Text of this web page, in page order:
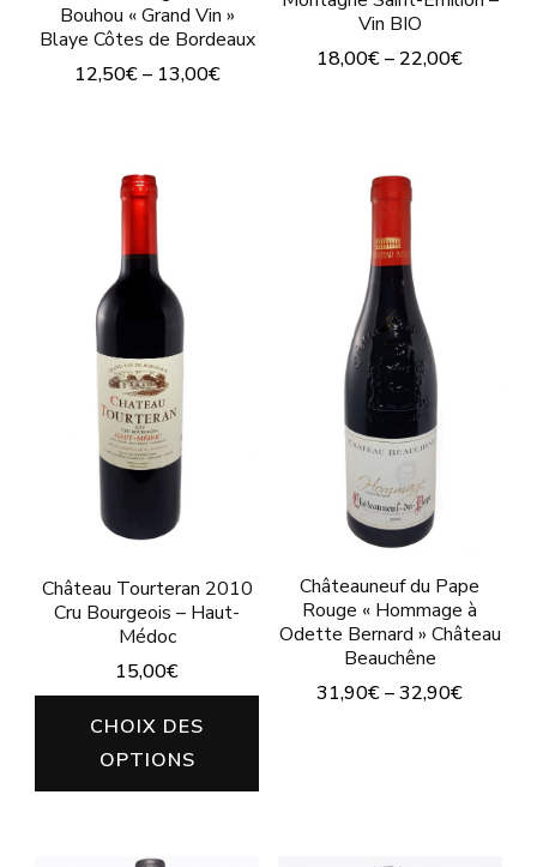
produit
du
produit
Bouhou « Grand Vin »
Blaye Côtes de Bordeaux
12,50€– 13,00€
a
plusieurs
variations.
Les
options
peuvent
être
choisies
du
produit
Vin BIO
18,00€– 22,00€
a
plusieurs
variations.
Les
options
peuvent
être
choisies
la
page
du
produit
Château Tourteran 2010
Cru Bourgeois – Haut-
Médoc
15,00€
CHOIX DES
OPTIONS
a
Châteauneuf du Pape
Rouge « Hommage à
Odette Bernard » Château
Beauchêne
31,90€–32,90€